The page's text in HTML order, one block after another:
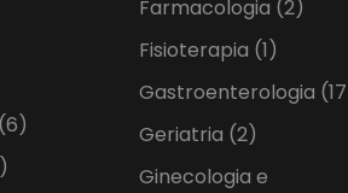
(6)
Farmacologia (2)
Fisioterapia (1)
Gastroenterologia
Geriatria (2)
Ginecologia e